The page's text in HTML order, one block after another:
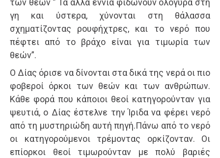
των θεών ” Τα άλλα εννιά φιδώνουν ολόγυρα στη
γη και ύστερα, χύνονται στη θάλασσα
σχηματίζοντας ρουφήχτρες, και το νερό που
πέφτει από το βράχο είναι για τιμωρία των
θεών”.
Ο ∆ίας όρισε να δίνονται στα δικά της νερά οι πιο
φοβεροί όρκοι των θεών και των ανθρώπων.
Κάθε φορά που κάποιοι θεοί κατηγορούνταν για
ψευτιά, ο ∆ίας έστελνε την Ίριδα να φέρει νερό
από τη µυστηριώδη αυτή πηγή.Πάνω από το νερό
οι κατηγορούµενοι τρέµοντας ορκίζονταν. Οι
επίορκοι θεοί τιµωρούνταν µε πολύ βαριές